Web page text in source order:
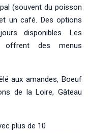
(souvent du poisson
un café. Des options
disponibles. Les
offrent des menus
aux amandes, Boeuf
de la Loire, Gâteau
plus de 10